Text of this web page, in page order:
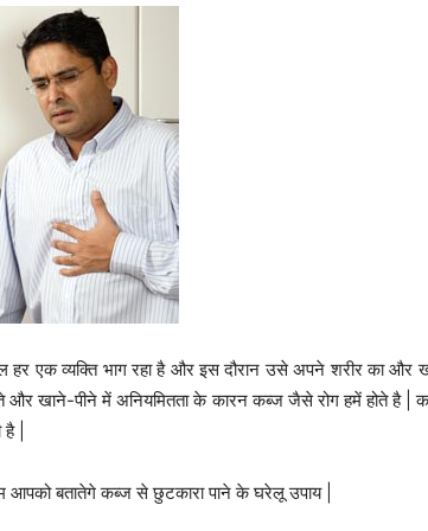
एक व्यक्ति भाग रहा है और इस दौरान उसे अपने शरीर का और
खाने-पीने में अनियमितता के कारन कब्ज जैसे रोग हमें होते है |
|
बतातेगे कब्ज से छुटकारा पाने के घरेलू उपाय |